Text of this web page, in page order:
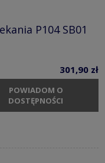
P104 SB01
301,90 zł
POWIADOM O
DOSTĘPNOŚCI